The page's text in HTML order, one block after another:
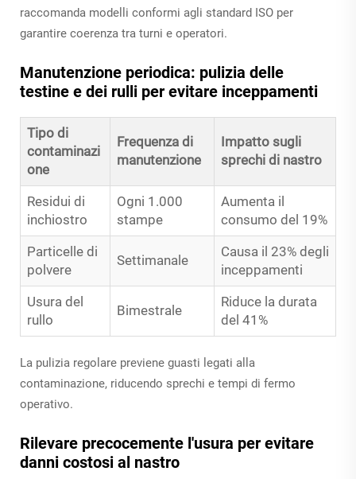
raccomanda modelli conformi agli standard ISO per
garantire coerenza tra turni e operatori.
Manutenzione periodica: pulizia delle
testine e dei rulli per evitare inceppamenti
Tipo di
contaminazi
one
Frequenza di
manutenzione
Impatto sugli
sprechi di nastro
Residui di
inchiostro
Ogni 1.000
stampe
Aumenta il
consumo del 19%
Particelle di
polvere
Settimanale
Causa il 23% degli
inceppamenti
Usura del
rullo
Bimestrale
Riduce la durata
del 41%
La pulizia regolare previene guasti legati alla
contaminazione, riducendo sprechi e tempi di fermo
operativo.
Rilevare precocemente l'usura per evitare
danni costosi al nastro